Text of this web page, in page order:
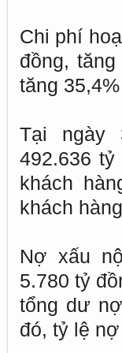
Chi phí
đồng,
tăng
Tại ngày
492.636
khách
khách
Nợ xấu
5.780 tỷ
tổng dư
đó, tỷ lệ